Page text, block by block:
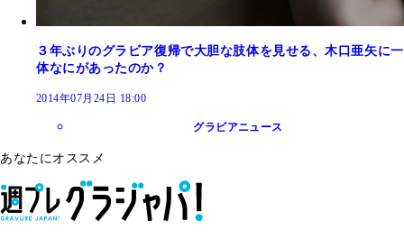
３年ぶりのグラビア復帰で大胆な肢体を見せる、木口亜矢に一
体なにがあったのか？
2014年07月24日 18:00
グラビアニュース
あなたにオススメ